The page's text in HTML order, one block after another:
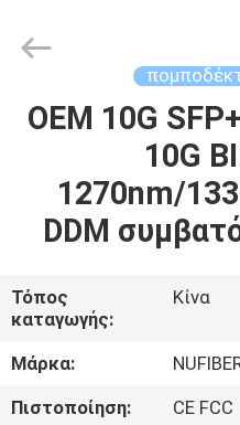
ΣΠΊΤΙ
ΠΡΟΪΌΝΤΑ
ΕΜΕΊΣ
ΓΎΡΟΣ
ΕΡΓΟΣΤΑΣΊΩΝ
Co.,Ltd.
OEM 10G
10G
1270nm/
DDM
Τόπος
καταγωγής:
Κίνα
Μάρκα:
Πιστοποίηση:
CE FCC